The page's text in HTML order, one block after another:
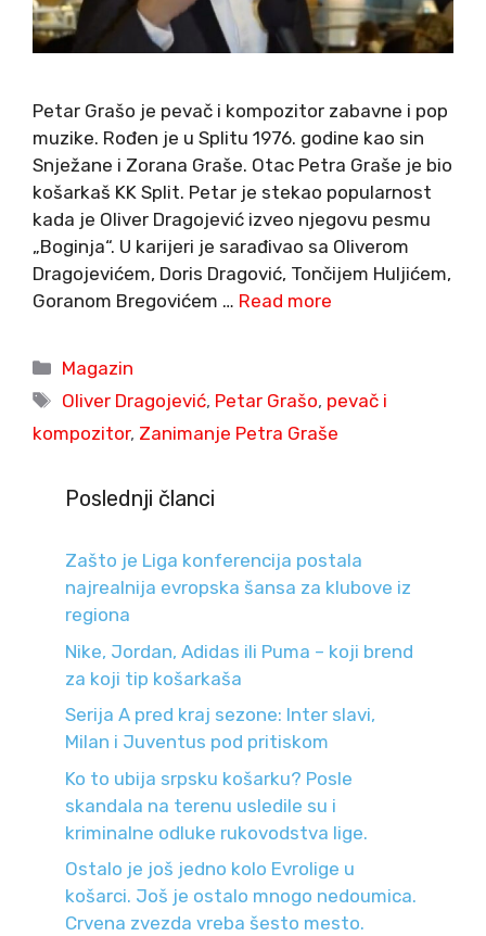
Petar Grašo je pevač i kompozitor zabavne i pop
muzike. Rođen je u Splitu 1976. godine kao sin
Snježane i Zorana Graše. Otac Petra Graše je bio
košarkaš KK Split. Petar je stekao popularnost
kada je Oliver Dragojević izveo njegovu pesmu
„Boginja“. U karijeri je sarađivao sa Oliverom
Dragojevićem, Doris Dragović, Tončijem Huljićem,
Goranom Bregovićem … Read more
Categories
Magazin
Tags
Oliver Dragojević, Petar Grašo, pevač i
kompozitor, Zanimanje Petra Graše
Poslednji članci
Zašto je Liga konferencija postala
najrealnija evropska šansa za klubove iz
regiona
Nike, Jordan, Adidas ili Puma – koji brend
za koji tip košarkaša
Serija A pred kraj sezone: Inter slavi,
Milan i Juventus pod pritiskom
Ko to ubija srpsku košarku? Posle
skandala na terenu usledile su i
kriminalne odluke rukovodstva lige.
Ostalo je još jedno kolo Evrolige u
košarci. Još je ostalo mnogo nedoumica.
Crvena zvezda vreba šesto mesto.